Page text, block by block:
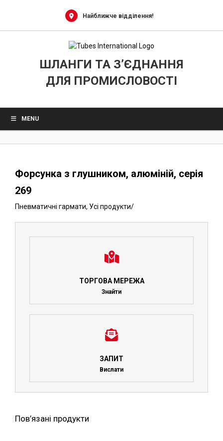
Найближче відділення!
ШЛАНГИ ТА З’ЄДНАННЯ
ДЛЯ ПРОМИСЛОВОСТІ
MENU
Форсунка з глушником, алюміній, серія
269
Пневматичні гармати, Усі продукти/
ТОРГОВА МЕРЕЖА
Знайти
ЗАПИТ
Вислати
Пов’язані продукти